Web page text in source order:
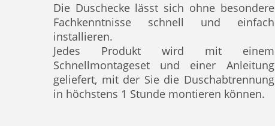
Die Duschecke lässt sich ohne besondere
Fachkenntnisse schnell und einfach
installieren.
Jedes Produkt wird mit einem
Schnellmontageset und einer Anleitung
geliefert, mit der Sie die Duschabtrennung
in höchstens 1 Stunde montieren können.